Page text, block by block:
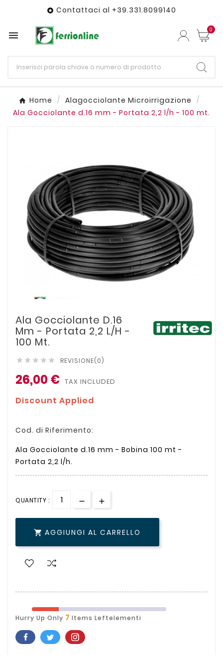
 Contattaci al +39.331.8099140
 0
Home
Alagocciolante Microirrigazione
Ala Gocciolante d.16 mm - Portata 2,2 l/h - 100 mt.
Ala Gocciolante D.16
Mm - Portata 2,2 L/h -
100 Mt.
     REVISIONE(0)
26,00 € TAX INCLUDED
Discount Applied
Cod. di Riferimento:
Ala Gocciolante d.16 mm - Bobina 100 mt -
Portata 2,2 l/h.
QUANTITY :
 AGGIUNGI AL CARRELLO
Hurry Up Only 7 Items Leftelementi